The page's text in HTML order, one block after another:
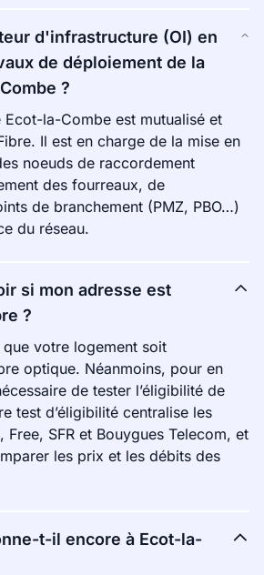
d'infrastructure (OI) en
de déploiement de la
?
Ecot-la-Combe est mutualisé et
Il est en charge de la mise en
noeuds de raccordement
des fourreaux, de
de branchement (PMZ, PBO…)
du réseau.
si mon adresse est
?
votre logement soit
optique. Néanmoins, pour en
de tester l’éligibilité de
test d’éligibilité centralise les
Free, SFR et Bouygues Telecom, et
les prix et les débits des
t-il encore à Ecot-la-